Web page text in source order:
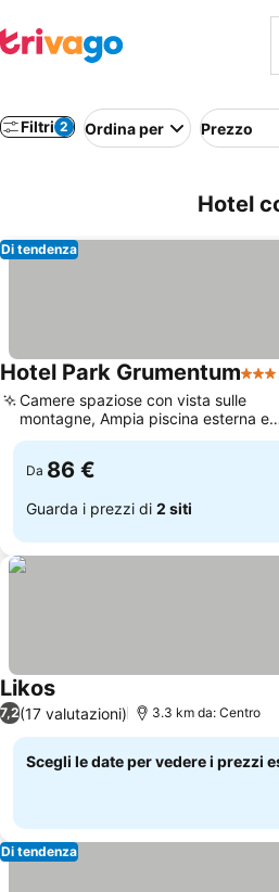
Filtri 2 Ordina per Prezzo
Hotel
Di tendenza
Hotel Park Grumentum3
Camere spaziose con vista sulle
montagne, Ampia piscina esterna e
giardino
Da 86 €
Guarda i prezzi di 2 siti
Likos
7,2(17 valutazioni) 3.3 km da: Centro
Scegli le date per vedere i prezzi
Di tendenza